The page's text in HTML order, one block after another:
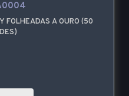
FOLHEADAS A OURO (50